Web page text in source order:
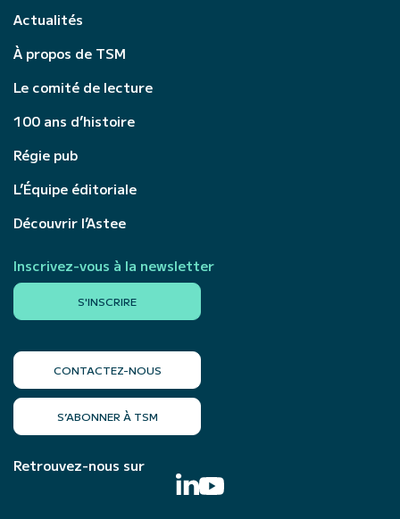
Actualités
À propos de TSM
Le comité de lecture
100 ans d’histoire
Régie pub
L’Équipe éditoriale
Découvrir l’Astee
Inscrivez-vous à la newsletter
S'INSCRIRE
CONTACTEZ-NOUS
S’ABONNER À TSM
Retrouvez-nous sur